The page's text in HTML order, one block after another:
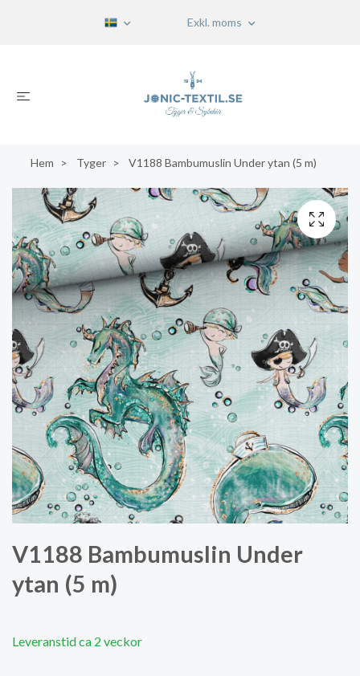
Exkl. moms
Hem Tyger V1188 Bambumuslin Under ytan (5 m)
V1188 Bambumuslin Under
ytan (5 m)
Leveranstid ca 2 veckor